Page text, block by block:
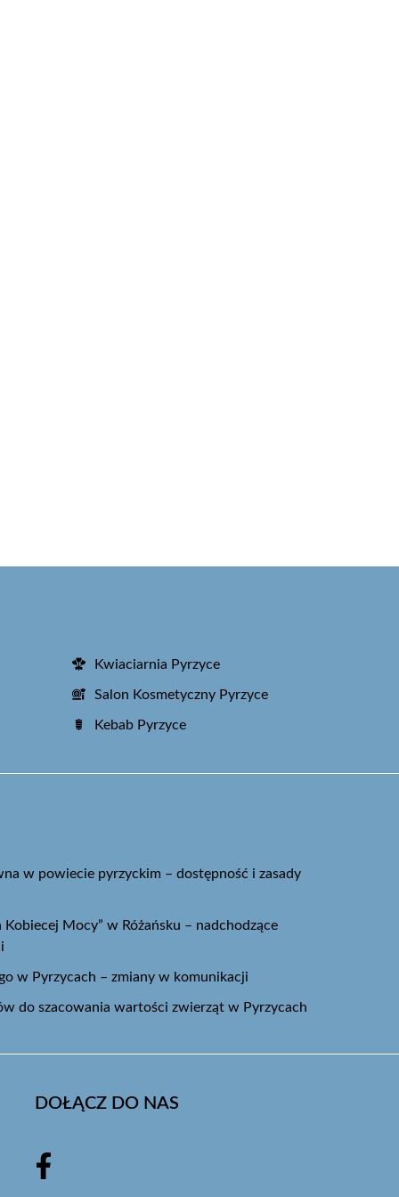
Kwiaciarnia Pyrzyce
Salon Kosmetyczny Pyrzyce
Kebab Pyrzyce
w powiecie pyrzyckim – dostępność i zasady
Kobiecej Mocy” w Różańsku – nadchodzące
w Pyrzycach – zmiany w komunikacji
do szacowania wartości zwierząt w Pyrzycach
DOŁĄCZ DO NAS